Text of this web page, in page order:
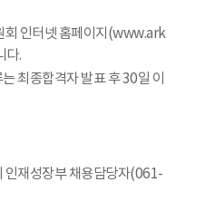
회 인터넷 홈페이지(www.ark
다.
최종합격자 발표 후 30일 이
인재성장부 채용담당자(061-